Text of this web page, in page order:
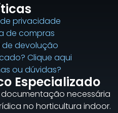
privacidade
de compras
de devolução
Clique aqui
ou dúvidas?
Especializado
necessária
no horticultura indoor.